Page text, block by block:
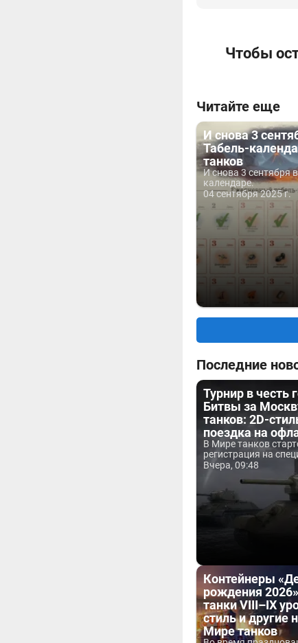
Чтобы
Читайте еще
И снова 3
Табель-
танков
И снова 3 сентября
календаре.
04 сентября 2025 г.
Последние
Турнир в честь
Битвы за
танков: 2D-
поездка на
В Мире танков
регистрация на
Вчера, 09:48
Контейнеры
рождения
танки VIII–IX
стиль и другие
Мире танков